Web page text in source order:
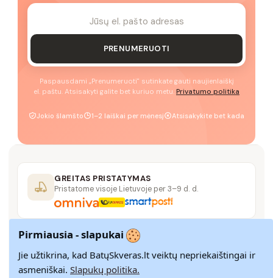
PRENUMERUOTI
Paspausdami „Prenumeruoti" sutinkate gauti naujienlaiškį
el. paštu. Atsisakyti galite bet kuriuo metu. Privatumo politika
Jokio šlamšto 1–2 laiškai per mėnesį Atsisakykite bet kada
GREITAS PRISTATYMAS
Pristatome visoje Lietuvoje per 3–9 d. d.
14 DIENŲ GRĄŽINIMAS
Paprastas grąžinimas paštomatais su pinigų
grąžinimo garantija
Pirmiausia - slapukai
Jie užtikrina, kad BatųSkveras.lt veiktų nepriekaištingai ir
asmeniškai. Slapukų politika.